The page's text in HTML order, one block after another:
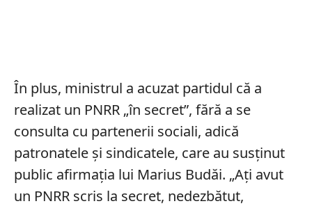
În plus, ministrul a acuzat partidul că a
realizat un PNRR „în secret”, fără a se
consulta cu partenerii sociali, adică
patronatele și sindicatele, care au susținut
public afirmația lui Marius Budăi. „Aţi avut
un PNRR scris la secret, nedezbătut,